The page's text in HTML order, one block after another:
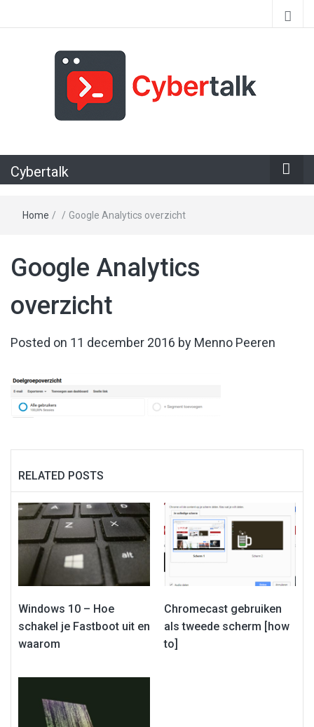
Cybertalk
Home / / Google Analytics overzicht
Google Analytics
overzicht
Posted on 11 december 2016 by Menno Peeren
RELATED POSTS
Windows 10 – Hoe
schakel je Fastboot uit en
waarom
Chromecast gebruiken
als tweede scherm [how
to]